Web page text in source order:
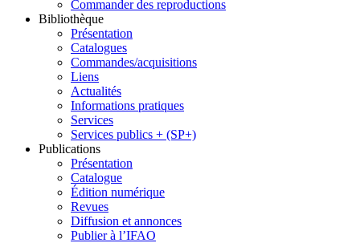
Commander des reproductions
Bibliothèque
Présentation
Catalogues
Commandes/acquisitions
Liens
Actualités
Informations pratiques
Services
Services publics + (SP+)
Publications
Présentation
Catalogue
Édition numérique
Revues
Diffusion et annonces
Publier à l’IFAO